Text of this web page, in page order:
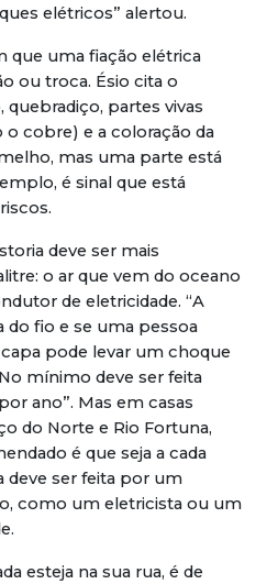
elétricos” alertou.
que uma fiação elétrica
ou troca. Ésio cita o
partes vivas
cobre) e a coloração da
mas uma parte está
é sinal que está
deve ser mais
o ar que vem do oceano
de eletricidade. “A
do fio e se uma pessoa
pode levar um choque
mínimo deve ser feita
ano”. Mas em casas
do Norte e Rio Fortuna,
é que seja a cada
deve ser feita por um
como um eletricista ou um
esteja na sua rua, é de